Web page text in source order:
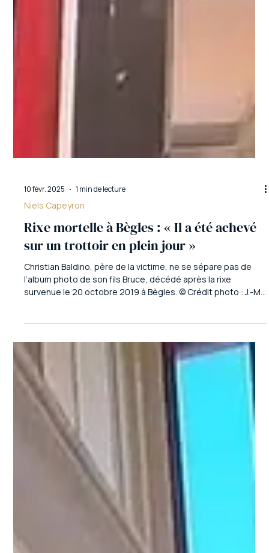
10 févr. 2025 1 min de lecture
Niels Capeyron
sur un trottoir en plein jour »
Christian Baldino, père de la victime, ne se sépare pas de
l’album photo de son fils Bruce, décédé après la rixe
survenue le 20 octobre 2019 à Bègles. © Crédit photo : J.-M.
D. Christian Baldino, père de la victime, ne se sépare pas de
l’album photo de son fils Bruce, décédé après la rixe
survenue le 20 octobre 2019 à Bègles. © Crédit photo : J.-M.